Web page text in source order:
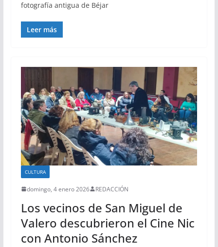
fotografía antigua de Béjar
Leer más
CULTURA
domingo, 4 enero 2026 REDACCIÓN
Los vecinos de San Miguel de
Valero descubrieron el Cine Nic
con Antonio Sánchez